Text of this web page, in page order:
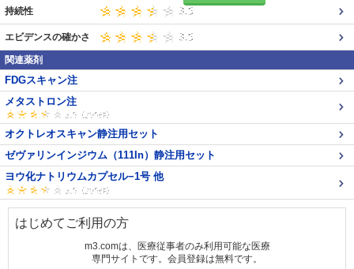
持続性
エビデンスの確かさ
関連薬剤
FDGスキャン注
メタストロン注
オクトレオスキャン静注用セット
ゼヴァリンインジウム（111In）静注用セット
ヨウ化ナトリウムカプセル−1号 他
はじめてご利用の方
m3.comは、医療従事者のみ利用可能な医療
専門サイトです。会員登録は無料です。